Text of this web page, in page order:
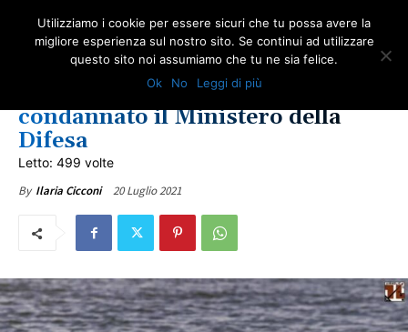
IN PRIMO PIANO
Lagunare morto per amianto:
condannato il Ministero della
Difesa
Letto: 499 volte
By Ilaria Cicconi 20 Luglio 2021
Utilizziamo i cookie per essere sicuri che tu possa avere la
migliore esperienza sul nostro sito. Se continui ad utilizzare
questo sito noi assumiamo che tu ne sia felice.
Ok
No Leggi di più